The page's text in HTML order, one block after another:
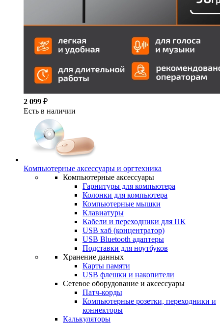
2 099 ₽
Есть в наличии
Компьютерные аксессуары и оргтехника
Компьютерные аксессуары
Гарнитуры для компьютера
Колонки для компьютера
Компьютерные мышки
Клавиатуры
Кабели и переходники для ПК
USB хаб (концентратор)
USB Bluetooth адаптеры
Подставки для ноутбуков
Хранение данных
Карты памяти
USB флешки и накопители
Сетевое оборудование и аксессуары
Патч-корды
Компьютерные розетки, переходники и
коннекторы
Калькуляторы